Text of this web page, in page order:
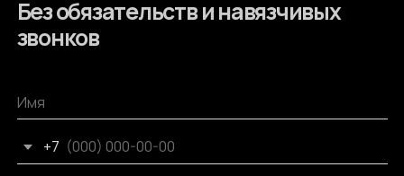
WhatsApp
sale@intoteh.ru
+7 (812) 711-00-02
ООО “ИнтоТех”
Санкт-Петербург,
Гаванская 22
Услуги